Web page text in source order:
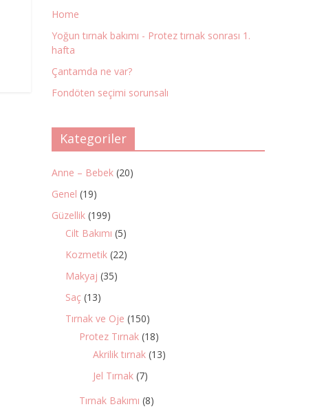
Home
Yoğun tırnak bakımı - Protez tırnak sonrası 1.
hafta
Çantamda ne var?
Fondöten seçimi sorunsalı
Kategoriler
Anne – Bebek (20)
Genel (19)
Güzellik (199)
Cilt Bakımı (5)
Kozmetik (22)
Makyaj (35)
Saç (13)
Tırnak ve Oje (150)
Protez Tırnak (18)
Akrilik tırnak (13)
Jel Tırnak (7)
Tırnak Bakımı (8)